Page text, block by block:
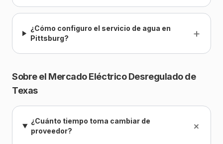
¿Cómo configuro el servicio de agua en
Pittsburg?
+
Sobre el Mercado Eléctrico Desregulado de
Texas
¿Cuánto tiempo toma cambiar de
proveedor?
+